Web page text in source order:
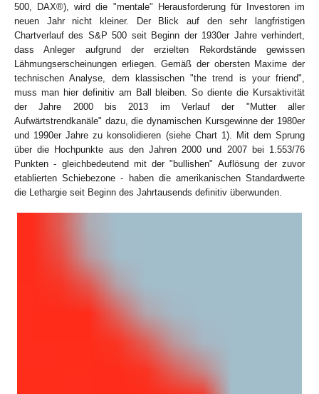
500, DAX®), wird die "mentale" Herausforderung für Investoren im
neuen Jahr nicht kleiner. Der Blick auf den sehr langfristigen
Chartverlauf des S&P 500 seit Beginn der 1930er Jahre verhindert,
dass Anleger aufgrund der erzielten Rekordstände gewissen
Lähmungserscheinungen erliegen. Gemäß der obersten Maxime der
technischen Analyse, dem klassischen "the trend is your friend",
muss man hier definitiv am Ball bleiben. So diente die Kursaktivität
der Jahre 2000 bis 2013 im Verlauf der "Mutter aller
Aufwärtstrendkanäle" dazu, die dynamischen Kursgewinne der 1980er
und 1990er Jahre zu konsolidieren (siehe Chart 1). Mit dem Sprung
über die Hochpunkte aus den Jahren 2000 und 2007 bei 1.553/76
Punkten - gleichbedeutend mit der "bullishen" Auflösung der zuvor
etablierten Schiebezone - haben die amerikanischen Standardwerte
die Lethargie seit Beginn des Jahrtausends definitiv überwunden.